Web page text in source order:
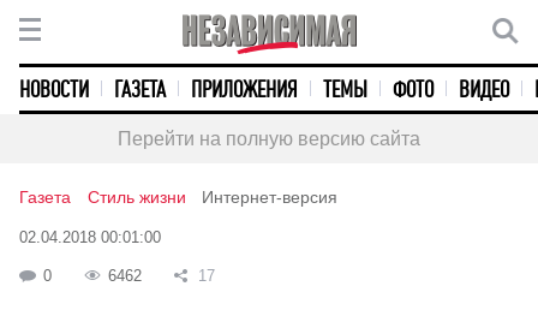
НОВОСТИ ГАЗЕТА ПРИЛОЖЕНИЯ ТЕМЫ ФОТО ВИДЕО
Перейти на полную версию сайта
Газета Стиль жизни Интернет-версия
02.04.2018 00:01:00
0 6462 17